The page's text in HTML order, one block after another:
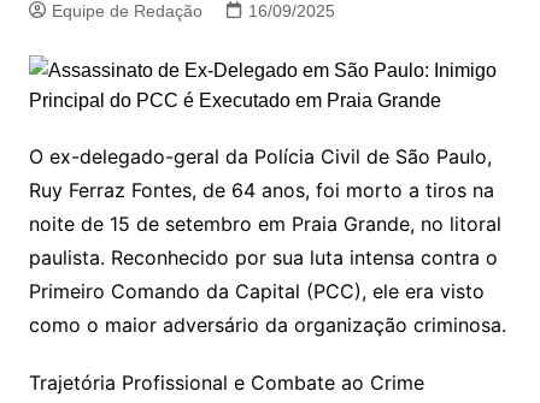
Equipe de Redação 16/09/2025
O ex-delegado-geral da Polícia Civil de São Paulo,
Ruy Ferraz Fontes, de 64 anos, foi morto a tiros na
noite de 15 de setembro em Praia Grande, no litoral
paulista. Reconhecido por sua luta intensa contra o
Primeiro Comando da Capital (PCC), ele era visto
como o maior adversário da organização criminosa.
Trajetória Profissional e Combate ao Crime